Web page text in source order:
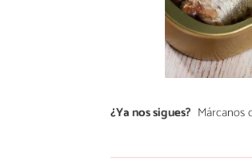
¿Ya nos sigues? Márcanos